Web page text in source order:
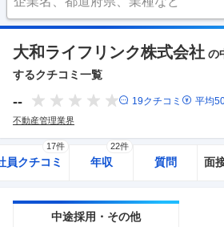
大和ライフリンク株式会社 の
するクチコミ一覧
-- 19クチコミ 平均
不動産管理業界
員クチコミ
17件
年収
22件
質問 面
中途採用・その他